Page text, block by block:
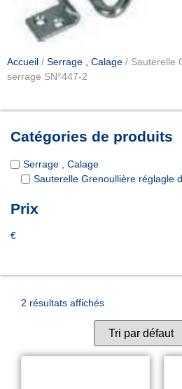
Accueil / Serrage , Calage / Sauterelle
serrage SN°447-2
Catégories de produits
Serrage , Calage
Sauterelle Grenoullière réglagle
Prix
€
2 résultats affichés